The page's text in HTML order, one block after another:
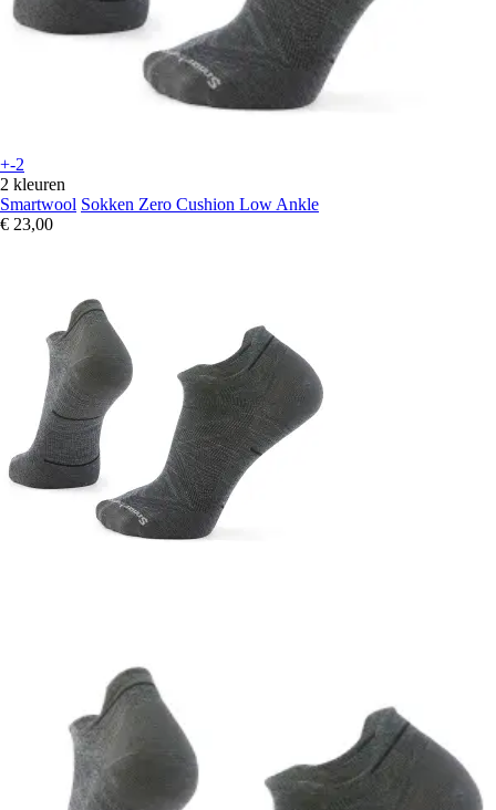
+-2
2 kleuren
Smartwool Sokken Zero Cushion Low Ankle
€ 23,00